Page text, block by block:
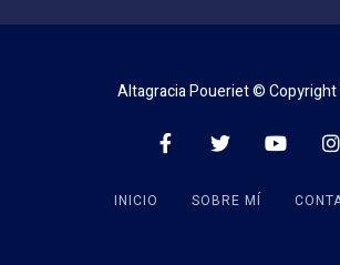
Altagracia Poueriet © Copyright
INICIO SOBRE MÍ